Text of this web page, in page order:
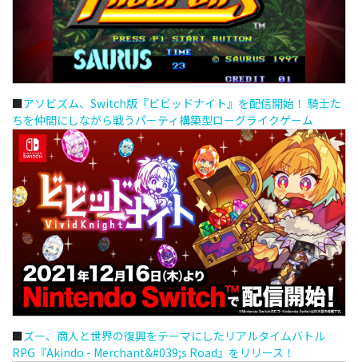
■アソビズム、Switch版『ビビッドナイト』を配信開始！ 騎士た
ちを仲間にしながら戦うパーティ構築型ローグライクゲーム
■ズー、商人と世界の復興をテーマにしたリアルタイムバトル
RPG『Akindo - Merchant&#039;s Road』をリリース！